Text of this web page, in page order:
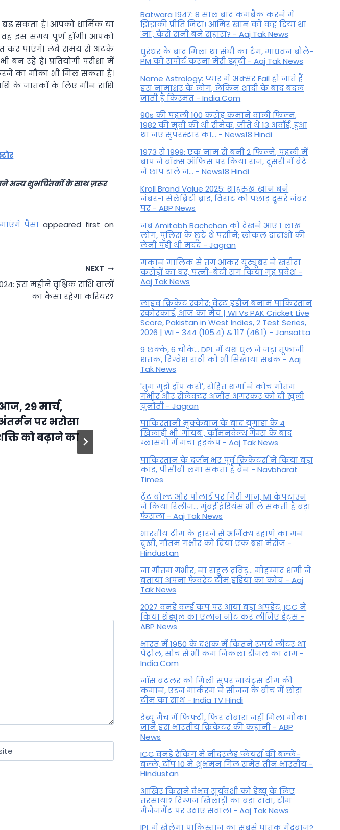
सकता है। आपको धार्मिक या
इस समय पूर्ण होंगी। आपको
कर पाएंगे। लंबे समय से अटके
रहे हैं। प्रतियोगी परीक्षा में
का मौका भी मिल सकता है।
के जातकों के लिए मीन राशि
अन्य शुभचिंतकों के साथ ज़रूर
पैसा appeared first on
NEXT
इस महीने वृश्चिक राशि वालों
का कैसा रहेगा करियर?
29 मार्च,
पर भरोसा
को बढ़ाने का
Aaj Ka Rashifal: आज सुख
सुविधाओं का आनंद मिलेगा, दांपत्य
जीवन में प्रेम बढ़ेगा
By March 23, 2023
Batwara 1947: 8 साल बाद कमबैक करने में
झिझकीं प्रीति जिंटा! आमिर खान को कह दिया था
'ना', कैसे सनी बने सहारा? - Aaj Tak News
धुरंधर के बाद मिला था संघी का टैग, माधवन बोले-
PM को सपोर्ट करना मेरी ड्यूटी - Aaj Tak News
Name Astrology: प्यार में अक्सर Fail हो जाते हैं
इस नामाक्षर के लोग, लेकिन शादी के बाद बदल
जाती है किस्मत - India.Com
90s की पहली 100 करोड़ कमाने वाली फिल्म,
1982 की मूवी की थी रीमेक, जीते थे 13 अवॉर्ड, हुआ
था नए सुपरस्टार का... - News18 Hindi
1973 से 1999: एक नाम से बनी 2 फिल्में, पहली में
बाप ने बॉक्स ऑफिस पर किया राज, दूसरी में बेटे
ने छाप डाले न... - News18 Hindi
Kroll Brand Value 2025: शाहरुख खान बने
नंबर-1 सेलेब्रिटी ब्रांड, विराट को पछाड़ दूसरे नंबर
पर - ABP News
जब Amitabh Bachchan को देखने आए 1 लाख
लोग, पुलिस के छूटे थे पसीने; लोकल दादाओं की
लेनी पड़ी थी मदद - Jagran
मकान मालिक से तंग आकर यूट्यूबर ने खरीदा
करोड़ों का घर, पत्नी-बेटी संग किया गृह प्रवेश -
Aaj Tak News
लाइव क्रिकेट स्कोर: वेस्ट इंडीज बनाम पाकिस्तान
स्कोरकार्ड, आज का मैच | WI Vs PAK Cricket Live
Score, Pakistan in West Indies, 2 Test Series,
2026 | WI - 344 (105.4) & 117 (46.1) - Jansatta
9 छक्के, 6 चौके... DPL में यश धुल ने जड़ा तूफानी
शतक, द‍िग्वेश राठी को भी स‍िखाया सबक - Aaj
Tak News
'तुम मुझे ड्रॉप करो', रोहित शर्मा ने कोच गौतम
गंभीर और सेलेक्टर अजीत अगरकर को दी खुली
चुनौती - Jagran
पाकिस्तानी मुक्केबाज के बाद युगांडा के 4
खिलाड़ी भी 'गायब', कॉमनवेल्थ गेम्स के बाद
ग्लासगो में मचा हड़कंप - Aaj Tak News
पाकिस्तान के दर्जन भर पूर्व क्रिकेटर्स ने किया बड़ा
कांड, पीसीबी लगा सकता है बैन - Navbharat
Times
ट्रेंट बोल्ट और पोलार्ड पर गिरी गाज, MI केपटाउन
ने किया रिलीज... मुंबई इंडियंस भी ले सकती है बड़ा
फैसला - Aaj Tak News
भारतीय टीम के हारने से अजिंक्य रहाणे का मन
दुखी, गौतम गंभीर को दिया एक बड़ा मैसेज -
Hindustan
ना गौतम गंभीर, ना राहुल द्रव‍िड़... मोहम्मद शमी ने
बताया अपना फेवरेट टीम इंड‍िया का कोच - Aaj
Tak News
2027 वनडे वर्ल्ड कप पर आया बड़ा अपडेट, ICC ने
किया शेड्यूल का एलान नोट कर लीजिए डेट्स -
ABP News
भारत में 1950 के दशक में कितने रुपये लीटर था
पेट्रोल, सोच से भी कम निकला डीजल का दाम -
India.Com
जॉस बटलर को मिली सुपर जायंट्स टीम की
कमान, एडन मार्करम ने सीजन के बीच में छोड़ा
टीम का साथ - India TV Hindi
डेब्यू मैच में फिफ्टी, फिर दोबारा नहीं मिला मौका
जानें इस भारतीय क्रिकेटर की कहानी - ABP
News
ICC वनडे रैंकिंग में नीदरलैंड प्लेयर्स की बल्ले-
बल्ले, टॉप 10 में शुभमन गिल समेत तीन भारतीय -
Hindustan
आखिर किसने वैभव सूर्यवंशी को डेब्यू के लिए
तरसाया? दिग्गज खिलाड़ी का बड़ा दावा, टीम
मैनेजमेंट पर उठाए सवाल! - Aaj Tak News
IPL में खेलेगा पाकिस्तान का सबसे घातक गेंदबाज?